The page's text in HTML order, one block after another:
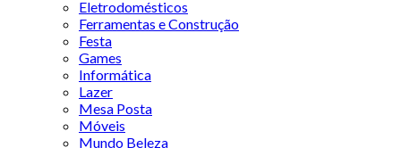
Eletrodomésticos
Ferramentas e Construção
Festa
Games
Informática
Lazer
Mesa Posta
Móveis
Mundo Beleza